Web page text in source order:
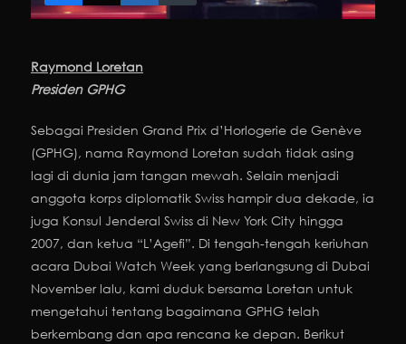
Raymond Loretan
Presiden GPHG
Sebagai Presiden Grand Prix d’Horlogerie de Genève
(GPHG), nama Raymond Loretan sudah tidak asing
lagi di dunia jam tangan mewah. Selain menjadi
anggota korps diplomatik Swiss hampir dua dekade, ia
juga Konsul Jenderal Swiss di New York City hingga
2007, dan ketua “L’Agefi”. Di tengah-tengah keriuhan
acara Dubai Watch Week yang berlangsung di Dubai
November lalu, kami duduk bersama Loretan untuk
mengetahui tentang bagaimana GPHG telah
berkembang dan apa rencana ke depan. Berikut